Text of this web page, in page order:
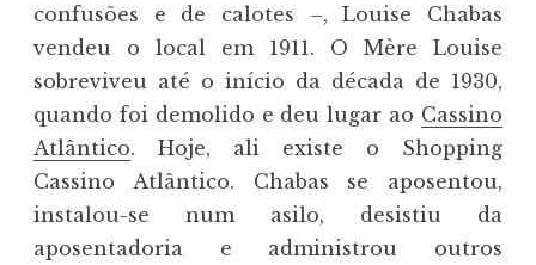
confusões e de calotes –, Louise Chabas
vendeu o local em 1911. O Mère Louise
sobreviveu até o início da década de 1930,
quando foi demolido e deu lugar ao Cassino
Atlântico. Hoje, ali existe o Shopping
Cassino Atlântico. Chabas se aposentou,
instalou-se num asilo, desistiu da
aposentadoria e administrou outros